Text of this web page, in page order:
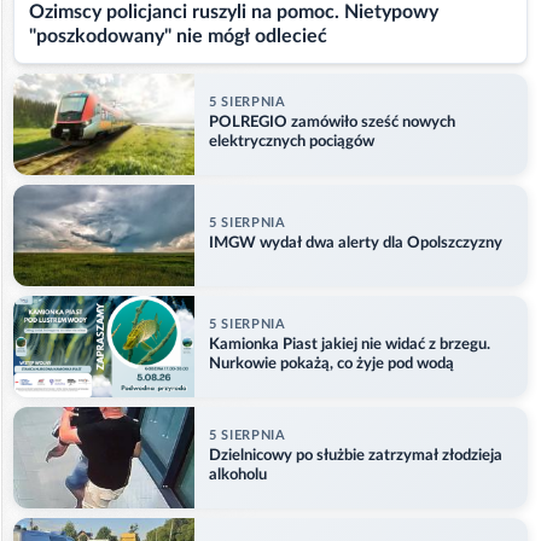
Ozimscy policjanci ruszyli na pomoc. Nietypowy
"poszkodowany" nie mógł odlecieć
5 SIERPNIA
POLREGIO zamówiło sześć nowych
elektrycznych pociągów
5 SIERPNIA
IMGW wydał dwa alerty dla Opolszczyzny
5 SIERPNIA
Kamionka Piast jakiej nie widać z brzegu.
Nurkowie pokażą, co żyje pod wodą
5 SIERPNIA
Dzielnicowy po służbie zatrzymał złodzieja
alkoholu